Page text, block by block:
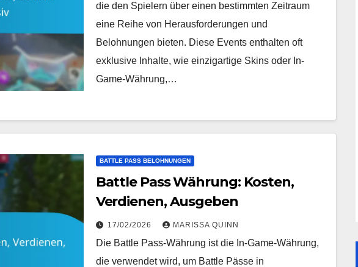
die den Spielern über einen bestimmten Zeitraum
eine Reihe von Herausforderungen und
Belohnungen bieten. Diese Events enthalten oft
exklusive Inhalte, wie einzigartige Skins oder In-
Game-Währung,…
BATTLE PASS BELOHNUNGEN
Battle Pass Währung: Kosten,
Verdienen, Ausgeben
17/02/2026 MARISSA QUINN
Die Battle Pass-Währung ist die In-Game-Währung,
die verwendet wird, um Battle Pässe in